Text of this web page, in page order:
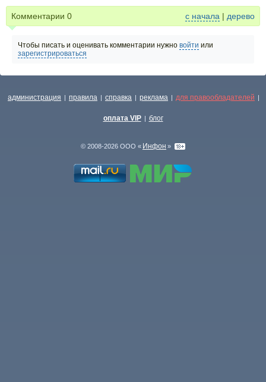
Комментарии 0 с начала | дерево
Чтобы писать и оценивать комментарии нужно войти или
зарегистрироваться
администрация | правила | справка | реклама | для правообладателей |
оплата VIP | блог
© 2008-2026 ООО « Инфон »